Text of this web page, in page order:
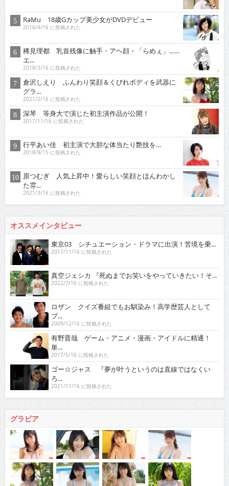
RaMu 18歳Gカップ美少女がDVDデビュー
2016/4/16 に投稿された
稀見理都 乳首残像に触手・アヘ顔・「らめぇ」……
エ...
2018/3/16 に投稿された
倉沢しえり ふんわり笑顔＆くびれボディを武器に
グラ...
2021/2/16 に投稿された
深琴 等身大で演じた初主演作品が公開！
2017/11/16 に投稿された
行平あい佳 初主演で大胆な体当たり艶技を…
2018/9/15 に投稿された
原つむぎ 人気上昇中！愛らしい笑顔とほんわかし
た雰...
2021/3/16 に投稿された
オススメインタビュー
東京03 シチュエーション・ドラマに出演！苦境を乗...
2017/11/16 に投稿された
真空ジェシカ 『死ぬまでお笑いをやっていきたい！そ...
2022/7/16 に投稿された
ロザン クイズ番組でもお馴染み！高学歴芸人として
ブ...
2009/12/16 に投稿された
有野晋哉 ゲーム・アニメ・漫画・アイドルに精通！
単...
2017/5/16 に投稿された
ゴー☆ジャス 『夢が叶うというのは直線ではなくい
ろ...
2021/11/16 に投稿された
グラビア